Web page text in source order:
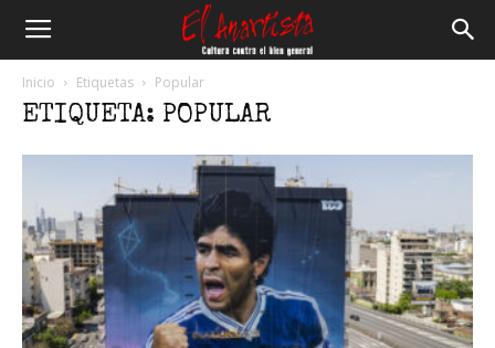
Inicio Etiquetas Popular
ETIQUETA: POPULAR